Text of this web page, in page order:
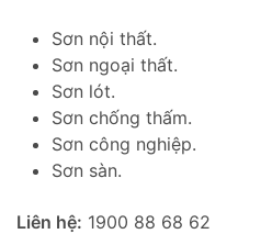
Sơn nội thất.
Sơn ngoại thất.
Sơn lót.
Sơn chống thấm.
Sơn công nghiệp.
Sơn sàn.
Liên hệ: 1900 88 68 62